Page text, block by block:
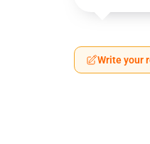
Write your